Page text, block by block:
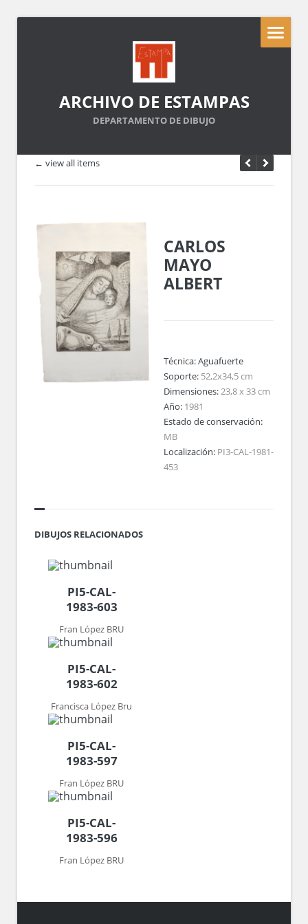
ARCHIVO DE ESTAMPAS
DEPARTAMENTO DE DIBUJO
← view all items
CARLOS
MAYO
ALBERT
Técnica:Aguafuerte
Soporte: 52,2x34,5 cm
Dimensiones:23,8 x 33 cm
Año: 1981
Estado de conservación:
MB
Localización: PI3-CAL-1981-
453
DIBUJOS RELACIONADOS
PI5-CAL-
1983-603
Fran López BRU
PI5-CAL-
1983-602
Francisca López Bru
PI5-CAL-
1983-597
Fran López BRU
PI5-CAL-
1983-596
Fran López BRU